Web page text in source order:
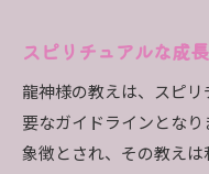
スピリチュアルな成
龍神様の教えは、スピ
要なガイドラインとな
象徴とされ、その教え